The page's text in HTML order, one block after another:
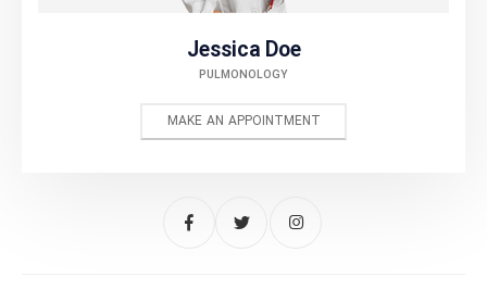
Jessica Doe
PULMONOLOGY
MAKE AN APPOINTMENT